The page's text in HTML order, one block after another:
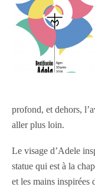
profond, et dehors,
aller plus loin.
Le visage d’Adele
statue qui est à la
et les mains inspirées